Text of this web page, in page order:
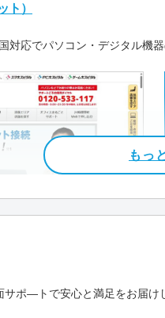
ト）
対応でパソコン・デジタル機
ポ―トで安心と満足をお届け